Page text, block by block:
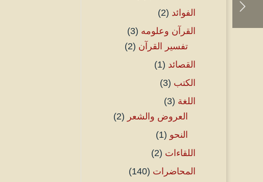
الفوائد (2)
القرآن وعلومه (3)
تفسير القرآن (2)
القصائد (1)
الكتب (3)
اللغة (3)
العروض والشعر (2)
النحو (1)
اللقاءات (2)
المحاضرات (140)